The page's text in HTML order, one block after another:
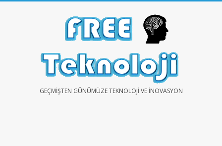
FREEGEÇMIŞTEN GÜNÜMÜZE TEKNOLOJI VE İNOVASYON